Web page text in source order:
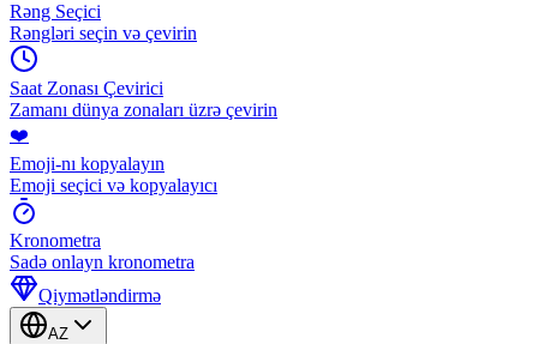
Rəng Seçici
Rəngləri seçin və çevirin
Saat Zonası Çevirici
Zamanı dünya zonaları üzrə çevirin
❤️
Emoji-nı kopyalayın
Emoji seçici və kopyalayıcı
Kronometra
Sadə onlayn kronometra
Qiymətləndirmə
AZ